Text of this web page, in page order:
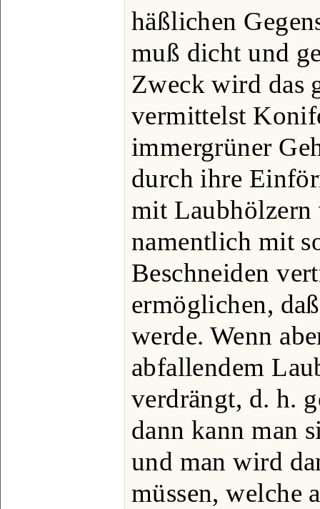
häßlichen
muß dicht und
Zweck wird das
vermittelst
immergrüner
durch ihre
mit Laubhölzern
namentlich mit
Beschneiden
ermöglichen,
werde. Wenn
abfallendem
verdrängt, d. h.
dann kann man
und man wird
müssen, welche